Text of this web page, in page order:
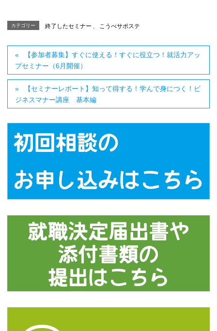
カテゴリー 終了したセミナー 、 こうべサポステ
【参加者募集】すぐに使える！すぐに役立つ！就活力アッ
プセミナー（6月開催）
【セミナーレポート】知って得する！学んで身につく！ビ
ジネスマナー講座 基本編